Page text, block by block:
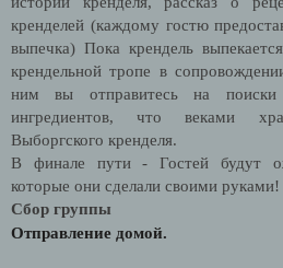
кренделей (каждому гостю
выпечка) Пока крендель
крендельной тропе в
ним вы отправитесь на
ингредиентов, что веками
Выборгского кренделя.
В финале пути - Гостей будут
которые они сделали своими руками!
Сбор группы
Отправление домой.